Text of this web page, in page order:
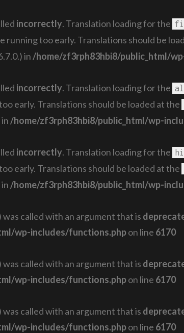
incorrectly. Translation loading for the
running too early. Translations should be
in /home/zf3rph83hbi8/public_html/
incorrectly. Translation loading for the
early. Translations should be loaded at the
/home/zf3rph83hbi8/public_html/wp-
incorrectly. Translation loading for the
early. Translations should be loaded at the
/home/zf3rph83hbi8/public_html/wp-
called with an argument that is
wp-includes/functions.phpon line 6170
called with an argument that is
wp-includes/functions.phpon line 6170
called with an argument that is
wp-includes/functions.phpon line 6170